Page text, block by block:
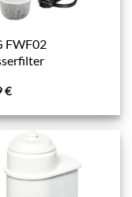
FWF02
€